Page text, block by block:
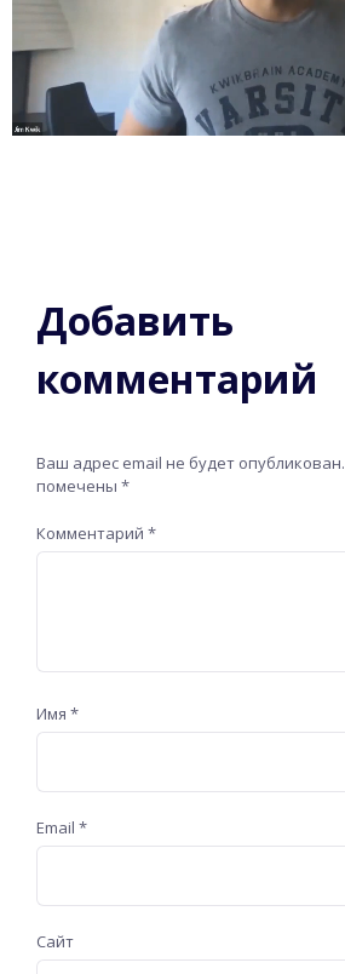
Добавить
комментарий
Ваш адрес email не будет опубликован.
помечены *
Комментарий *
Имя *
Email *
Сайт